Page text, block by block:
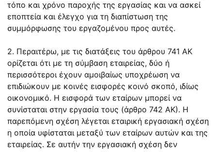
τόπο και χρόνο παροχής της εργασίας και να ασκεί
εποπτεία και έλεγχο για τη διαπίστωση της
συμμόρφωσης του εργαζομένου προς αυτές.
2. Περαιτέρω, με τις διατάξεις του άρθρου 741 ΑΚ
ορίζεται ότι με τη σύμβαση εταιρείας, δύο ή
περισσότεροι έχουν αμοιβαίως υποχρέωση να
επιδιώκουν με κοινές εισφορές κοινό σκοπό, ιδίως
οικονομικό. Η εισφορά των εταίρων μπορεί να
συνίσταται στην εργασία τους (άρθρο 742 ΑΚ). Η
παρεπόμενη σχέση λέγεται εταιρική εργασιακή σχέση
η οποία υφίσταται μεταξύ των εταίρων αυτών και της
εταιρείας. Σε αυτήν την εργασιακή σχέση δεν